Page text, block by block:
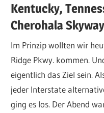
Kentucky,
Cherohala Skyway
Im Prinzip wollten wir
Ridge Pkwy. kommen.
eigentlich das Ziel sein.
jeder Interstate
ging es los. Der Abend